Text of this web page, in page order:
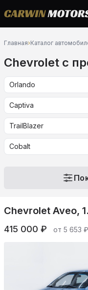
Главная›Каталог
Chevrolet c
Orlando
Captiva
TrailBlazer
Cobalt
Chevrolet Aveo,
415 000 ₽ от 5 653